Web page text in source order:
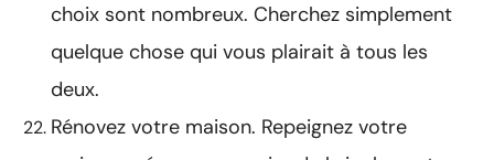
choix sont nombreux. Cherchez simplement
quelque chose qui vous plairait à tous les
deux.
Rénovez votre maison. Repeignez votre